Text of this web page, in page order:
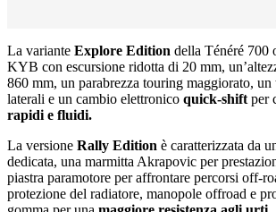
La variante Explore Edition della Ténéré 700
KYB con escursione ridotta di 20 mm,
860 mm, un parabrezza touring maggiorato, un
laterali e un cambio elettronico quick-shift per
rapidi e fluidi.
La versione Rally Edition è caratterizzata da
dedicata, una marmitta Akrapovic per
piastra paramotore per affrontare percorsi off-
protezione del radiatore, manopole offroad e